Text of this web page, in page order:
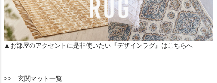
▲お部屋のアクセントに是非使いたい『デザインラグ』はこちらへ
>> 玄関マット一覧